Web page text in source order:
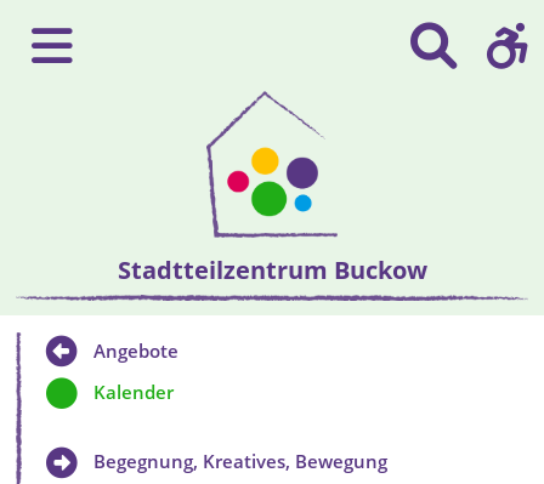
Stadtteilzentrum Buckow
Angebote
Kalender
Begegnung, Kreatives, Bewegung